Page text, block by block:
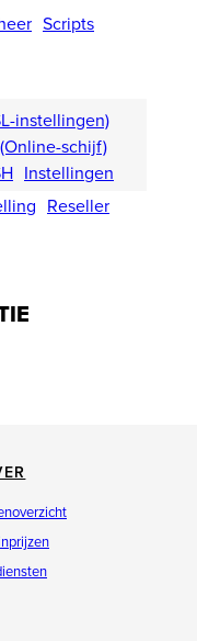
Scripts
instellingen)
schijf)
Instellingen
Reseller